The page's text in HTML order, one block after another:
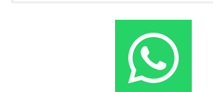
100. mg/kg: Fe (E1): 24; I (E2): 0,30; Cu
bruta: 2,5%, fibras brutas: 0,2%, proteína